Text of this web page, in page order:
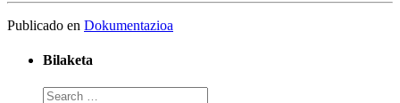
Publicado en Dokumentazioa
Bilaketa